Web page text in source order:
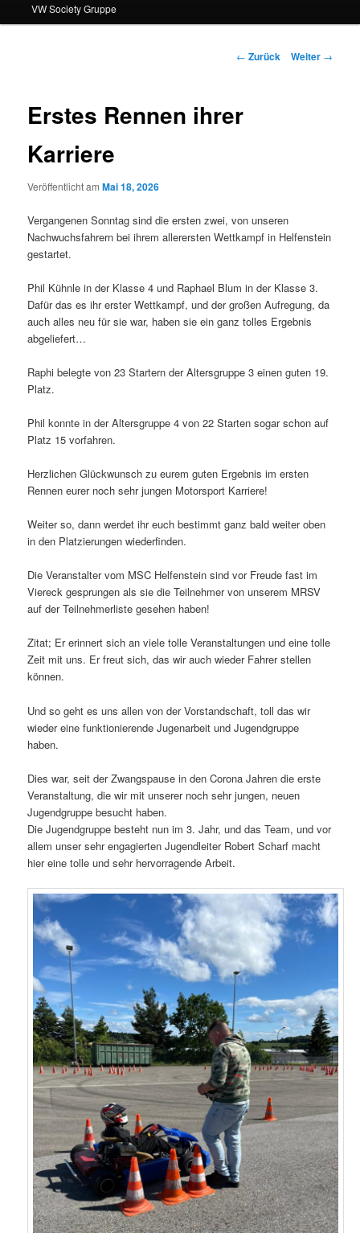
VW Society Gruppe
Beitragsnavigation
← Zurück Weiter →
Erstes Rennen ihrer
Karriere
Veröffentlicht amMai 18, 2026
Vergangenen Sonntag sind die ersten zwei, von unseren
Nachwuchsfahrern bei ihrem allerersten Wettkampf in Helfenstein
gestartet.
Phil Kühnle in der Klasse 4 und Raphael Blum in der Klasse 3.
Dafür das es ihr erster Wettkampf, und der großen Aufregung, da
auch alles neu für sie war, haben sie ein ganz tolles Ergebnis
abgeliefert…
Raphi belegte von 23 Startern der Altersgruppe 3 einen guten 19.
Platz.
Phil konnte in der Altersgruppe 4 von 22 Starten sogar schon auf
Platz 15 vorfahren.
Herzlichen Glückwunsch zu eurem guten Ergebnis im ersten
Rennen eurer noch sehr jungen Motorsport Karriere!
Weiter so, dann werdet ihr euch bestimmt ganz bald weiter oben
in den Platzierungen wiederfinden.
Die Veranstalter vom MSC Helfenstein sind vor Freude fast im
Viereck gesprungen als sie die Teilnehmer von unserem MRSV
auf der Teilnehmerliste gesehen haben!
Zitat; Er erinnert sich an viele tolle Veranstaltungen und eine tolle
Zeit mit uns. Er freut sich, das wir auch wieder Fahrer stellen
können.
Und so geht es uns allen von der Vorstandschaft, toll das wir
wieder eine funktionierende Jugenarbeit und Jugendgruppe
haben.
Dies war, seit der Zwangspause in den Corona Jahren die erste
Veranstaltung, die wir mit unserer noch sehr jungen, neuen
Jugendgruppe besucht haben.
Die Jugendgruppe besteht nun im 3. Jahr, und das Team, und vor
allem unser sehr engagierten Jugendleiter Robert Scharf macht
hier eine tolle und sehr hervorragende Arbeit.